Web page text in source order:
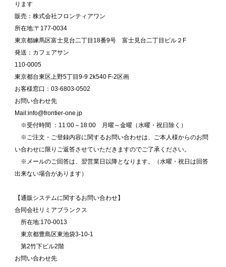
ります
販売：株式会社フロンティアワン
所在地:〒177-0034
東京都練馬区富士見台二丁目18番9号 富士見台二丁目ビル２F
発送：カフェアサン
110-0005
東京都台東区上野5丁目9-9 2k540 F-2区画
お客様窓口：03-6803-0502
お問い合わせ先
Mail:info@frontier-one.jp
※受付時間 ：11:00～18:00 月曜～金曜（水曜・祝日除く）
※ご注文・ご登録内容に関するお問い合わせは、ご本人様からのお問
い合わせに限りご返答させていただきますのでご了承ください。
※メールのご回答は、翌営業日以降となります。（水曜・祝日は回答
出来ない場合があります）
【通販システムに関するお問い合わせ】
合同会社リミアブランクス
所在地:170-0013
東京都豊島区東池袋3-10-1
第2竹下ビル2階
お問い合わせ先